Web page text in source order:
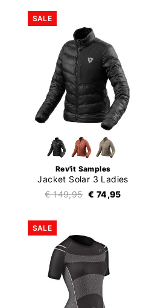
SALE
Rev'it Samples
Jacket Solar 3 Ladies
€ 149,95 € 74,95
SALE